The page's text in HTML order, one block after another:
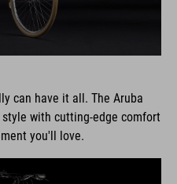
can have it all. The Aruba
with cutting-edge comfort
you'll love.